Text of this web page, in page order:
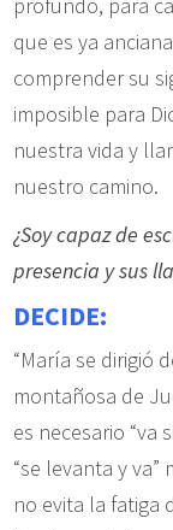
profundo, para
que es ya
comprender su
imposible para
nuestra vida y
nuestro camino.
¿Soy capaz de
presencia y sus
DECIDE:
“María se dirigió
montañosa de
es necesario “va
“se levanta y
no evita la fatiga